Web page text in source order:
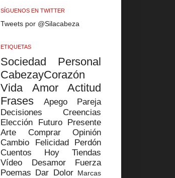
SÍGUENOS EN TWITTER
Tweets por @Silacabeza
ETIQUETAS
Sociedad
Personal
CabezayCorazón
Vida
Amor
Actitud
Frases
Apego
Pareja
Decisiones
Creencias
Elección
Futuro
Presente
Arte
Comprar
Opinión
Cambio
Felicidad
Perdón
Cuentos
Hoy
Tiendas
Vídeo
Desamor
Fuerza
Poemas Dar Dolor Marcas